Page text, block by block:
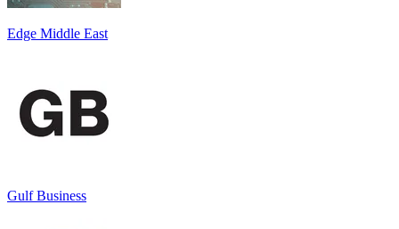
Edge Middle East
Gulf Business